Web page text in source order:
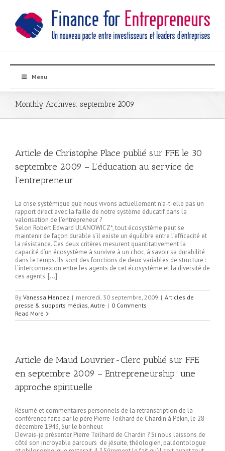
Menu
Monthly Archives: septembre 2009
Article de Christophe Place publié sur FFE le 30
septembre 2009 – L’éducation au service de
l’entrepreneur
La crise systémique que nous vivons actuellement n’a-t-elle pas un
rapport direct avec la faille de notre système éducatif dans la
valorisation de l’entrepreneur ?
Selon Robert Edward ULANOWICZ*, tout écosystème peut se
maintenir de façon durable s’il existe un équilibre entre l’efficacité et
la résistance. Ces deux critères mesurent quantitativement la
capacité d’un écosystème à survivre à un choc, à savoir sa durabilité
dans le temps. Ils sont des fonctions de deux variables de structure :
l’interconnexion entre les agents de cet écosystème et la diversité de
ces agents. […]
By Vanessa Mendez | mercredi, 30 septembre, 2009 | Articles de
presse & supports médias, Autre | 0 Comments
Read More
Article de Maud Louvrier-Clerc publié sur FFE
en septembre 2009 – Entrepreneurship: une
approche spirituelle
Résumé et commentaires personnels de la retranscription de la
conférence faite par le père Pierre Teilhard de Chardin à Pékin, le 28
décembre 1943, Sur le bonheur.
Devrais-je présenter Pierre Teilhard de Chardin ? Si nous laissons de
côté son incroyable parcours de jésuite, théologien, paléontologue